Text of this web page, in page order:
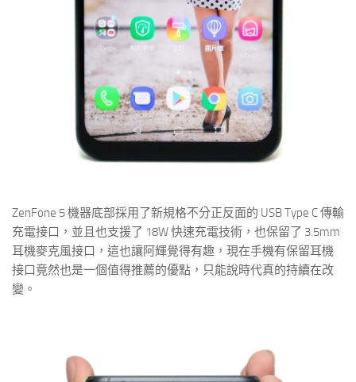
ZenFone 5 機器底部採用了新規格不分正反面的 USB Type C 傳輸
充電接口，並且也支援了 18W 快速充電技術，也保留了 3.5mm
耳機麥克風接口，這也讓阿輝覺得有趣，現在手機有保留耳機
接口竟然也是一個值得推薦的優點，只能說時代真的持續在改
變。